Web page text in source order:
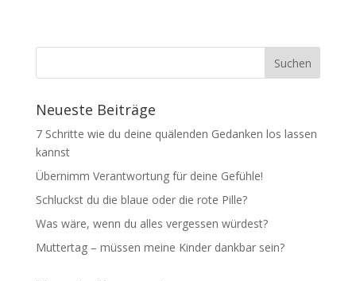
Neueste Beiträge
7 Schritte wie du deine quälenden Gedanken los lassen
kannst
Übernimm Verantwortung für deine Gefühle!
Schluckst du die blaue oder die rote Pille?
Was wäre, wenn du alles vergessen würdest?
Muttertag – müssen meine Kinder dankbar sein?